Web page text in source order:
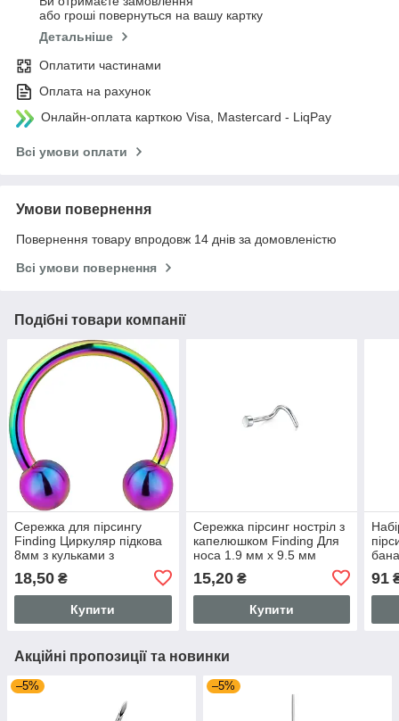
або гроші повернуться на вашу картку
Детальніше
Оплатити частинами
Оплата на рахунок
Онлайн-оплата карткою Visa, Mastercard - LiqPay
Всі умови оплати
Умови повернення
Повернення товару впродовж 14 днів за домовленістю
Всі умови повернення
Подібні товари компанії
Сережка для пірсингу
Finding Циркуляр підкова
8мм з кульками з
хірургічної сталі 316L для
брів губ Різнокольоровий
10мм x 3мм
18,50 ₴
Купити
Сережка пірсинг ностріл з
капелюшком Finding Для
носа 1.9 мм х 9.5 мм
Сталистий Pr00243
15,20₴
Купити
91
Акційні пропозиції та новинки
–5% –5%